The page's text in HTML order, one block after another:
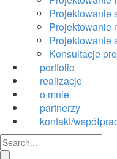
Projektowanie
Projektowanie
Projektowanie
Konsultacje
portfolio
realizacje
o mnie
partnerzy
kontakt/